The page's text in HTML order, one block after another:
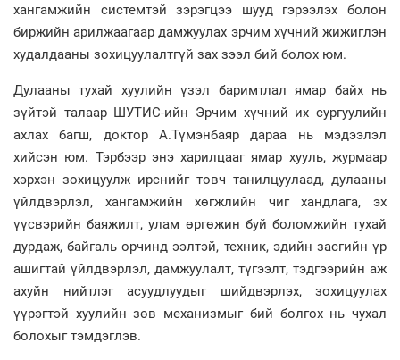
хангамжийн системтэй зэрэгцээ шууд гэрээлэх болон
биржийн арилжаагаар дамжуулах эрчим хүчний жижиглэн
худалдааны зохицуулалтгүй зах зээл бий болох юм.
Дулааны тухай хуулийн үзэл баримтлал ямар байх нь
зүйтэй талаар ШУТИС-ийн Эрчим хүчний их сургуулийн
ахлах багш, доктор А.Түмэнбаяр дараа нь мэдээлэл
хийсэн юм. Тэрбээр энэ харилцааг ямар хууль, журмаар
хэрхэн зохицуулж ирснийг товч танилцуулаад, дулааны
үйлдвэрлэл, хангамжийн хөгжлийн чиг хандлага, эх
үүсвэрийн баяжилт, улам өргөжин буй боломжийн тухай
дурдаж, байгаль орчинд ээлтэй, техник, эдийн засгийн үр
ашигтай үйлдвэрлэл, дамжуулалт, түгээлт, тэдгээрийн аж
ахуйн нийтлэг асуудлуудыг шийдвэрлэх, зохицуулах
үүрэгтэй хуулийн зөв механизмыг бий болгох нь чухал
болохыг тэмдэглэв.